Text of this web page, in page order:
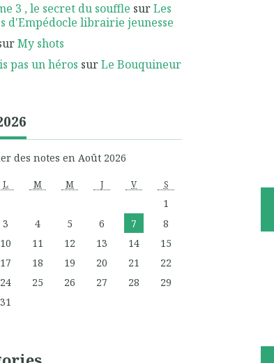
3 , le secret du souffle surLes
d'Empédocle librairie jeunesse
My shots
pas un héros surLe Bouquineur
des notes en Août 2026
L M M J V S
1
3 4 5 6 7
8
10 11 12 13 14
15
17 18 19 20 21
22
24 25 26 27 28
29
31